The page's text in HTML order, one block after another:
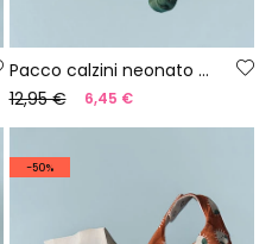
Pacco calzini neonato cotone marrone
12,95 €
6,45 €
-50%